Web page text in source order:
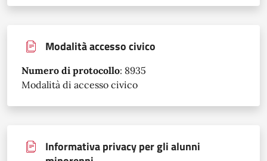
Modalità accesso civico
Numero di protocollo: 8935
Modalità di accesso civico
Informativa privacy per gli alunni